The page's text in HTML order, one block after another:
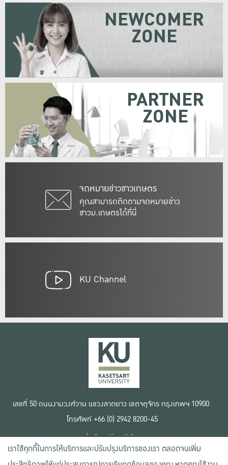
จดหมายข่าวชาวเกษตร
คุณสามารถติดตามจดหมายข่าว
ชาวม.เกษตรได้ที่นี่
NEWCOMER
ZONE
PARTNER
ZONE
KU Channel
เลขที่ 50 ถนนงามวงศ์วาน แขวงลาดยาว เขตจตุจักร กรุงเทพฯ 10900
โทรศัพท์ +66 (0) 2942 8200-45
เงื่อนไขการใช้งานเว็บไซต์
ข้อตกลงด้านสิทธิ์ใช้งาน
นโยบายความเป็นส่วนตัว
เราใช้คุกกี้ในการให้บริการและปรับปรุงบริการของเรา ตลอดจนเพิ่ม